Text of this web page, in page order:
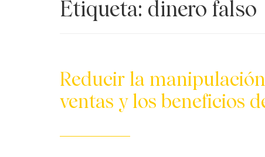
Etiqueta: dinero falso
Reducir la
ventas y los beneficios